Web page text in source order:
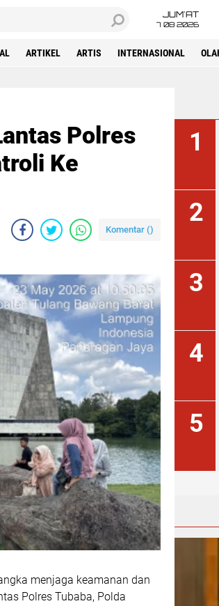
JUM'AT
7 08 2026
ARTIKEL ARTIS INTERNASIONAL
Polres
Ke
Komentar ()
menjaga keamanan dan
Polres Tubaba, Polda